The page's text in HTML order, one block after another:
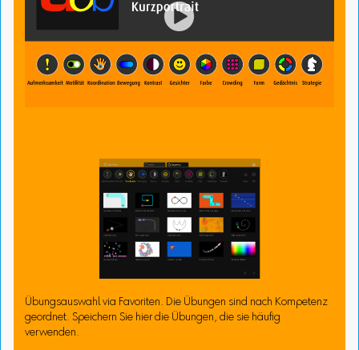

Übungsauswahl via Favoriten. Die Übungen sind nach Kompetenz
geordnet. Speichern Sie hier die Übungen, die sie häufig
verwenden.